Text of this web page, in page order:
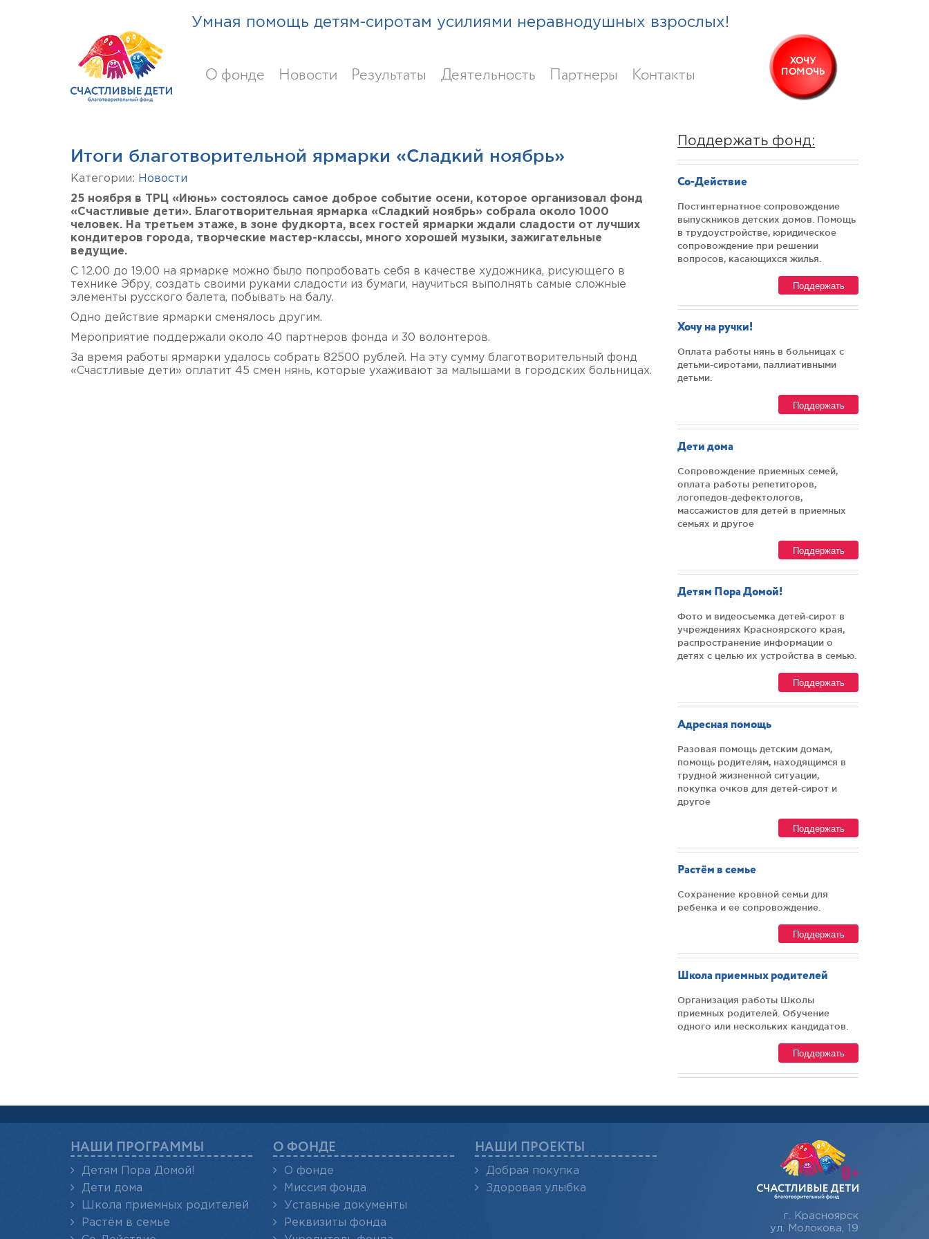
Умная помощь детям-сиротам усилиями неравнодушных взрослых!
О фонде Новости Результаты Деятельность Партнеры Контакты
ХОЧУ
ПОМОЧЬ
Итоги благотворительной ярмарки «Сладкий ноябрь»
Категории: Новости
25 ноября в ТРЦ «Июнь» состоялось самое доброе событие осени, которое организовал фонд
«Счастливые дети». Благотворительная ярмарка «Сладкий ноябрь» собрала около 1000
человек. На третьем этаже, в зоне фудкорта, всех гостей ярмарки ждали сладости от лучших
кондитеров города, творческие мастер-классы, много хорошей музыки, зажигательные
ведущие.
С 12.00 до 19.00 на ярмарке можно было попробовать себя в качестве художника, рисующего в
технике Эбру, создать своими руками сладости из бумаги, научиться выполнять самые сложные
элементы русского балета, побывать на балу.
Одно действие ярмарки сменялось другим.
Мероприятие поддержали около 40 партнеров фонда и 30 волонтеров.
За время работы ярмарки удалось собрать 82500 рублей. На эту сумму благотворительный фонд
«Счастливые дети» оплатит 45 смен нянь, которые ухаживают за малышами в городских больницах.
Поддержать фонд:
Со-Действие
Постинтернатное сопровождение
выпускников детских домов. Помощь
в трудоустройстве, юридическое
сопровождение при решении
вопросов, касающихся жилья.
Поддержать
Хочу на ручки!
Оплата работы нянь в больницах с
детьми-сиротами, паллиативными
детьми.
Поддержать
Дети дома
Сопровождение приемных семей,
оплата работы репетиторов,
логопедов-дефектологов,
массажистов для детей в приемных
семьях и другое
Поддержать
Детям Пора Домой!
Фото и видеосъемка детей-сирот в
учреждениях Красноярского края,
распространение информации о
детях с целью их устройства в семью.
Поддержать
Адресная помощь
Разовая помощь детским домам,
помощь родителям, находящимся в
трудной жизненной ситуации,
покупка очков для детей-сирот и
другое
Поддержать
Растём в семье
Сохранение кровной семьи для
ребенка и ее сопровождение.
Поддержать
Школа приемных родителей
Организация работы Школы
приемных родителей. Обучение
одного или нескольких кандидатов.
Поддержать
НАШИ ПРОГРАММЫ
Детям Пора Домой!
Дети дома
Школа приемных родителей
Растём в семье
О ФОНДЕ
О фонде
Миссия фонда
Уставные документы
Реквизиты фонда
НАШИ ПРОЕКТЫ
Добрая покупка
Здоровая улыбка
г. Красноярск
ул. Молокова, 19